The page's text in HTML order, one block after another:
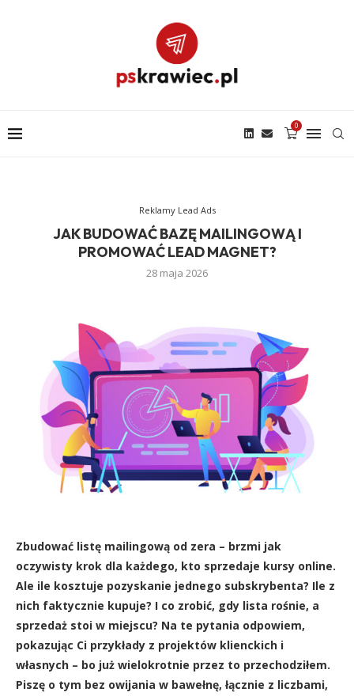
0
Reklamy Lead Ads
JAK BUDOWAĆ BAZĘ MAILINGOWĄ I
PROMOWAĆ LEAD MAGNET?
28 maja 2026
Zbudować listę mailingową od zera – brzmi jak
oczywisty krok dla każdego, kto sprzedaje kursy online.
Ale ile kosztuje pozyskanie jednego subskrybenta? Ile z
nich faktycznie kupuje? I co zrobić, gdy lista rośnie, a
sprzedaż stoi w miejscu? Na te pytania odpowiem,
pokazując Ci przykłady z projektów klienckich i
własnych – bo już wielokrotnie przez to przechodziłem.
Piszę o tym bez owijania w bawełnę, łącznie z liczbami,